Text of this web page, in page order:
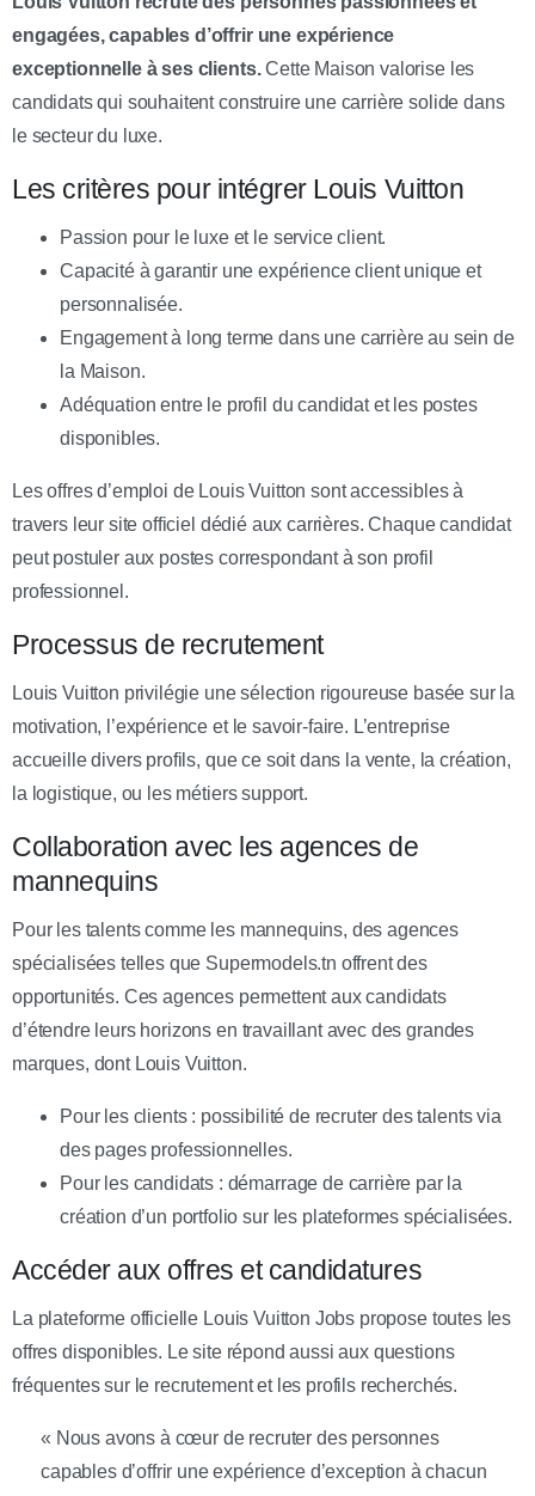
engagées, capables d’offrir une expérience
exceptionnelle à ses clients.Cette Maison valorise les
candidats qui souhaitent construire une carrière solide dans
le secteur du luxe.
Les critères pour intégrer Louis Vuitton
Passion pour le luxe et le service client.
Capacité à garantir une expérience client unique et
personnalisée.
Engagement à long terme dans une carrière au sein de
la Maison.
Adéquation entre le profil du candidat et les postes
disponibles.
Les offres d’emploi de Louis Vuitton sont accessibles à
travers leur site officiel dédié aux carrières. Chaque candidat
peut postuler aux postes correspondant à son profil
professionnel.
Processus de recrutement
Louis Vuitton privilégie une sélection rigoureuse basée sur la
motivation, l’expérience et le savoir-faire. L’entreprise
accueille divers profils, que ce soit dans la vente, la création,
la logistique, ou les métiers support.
Collaboration avec les agences de
mannequins
Pour les talents comme les mannequins, des agences
spécialisées telles que Supermodels.tn offrent des
opportunités. Ces agences permettent aux candidats
d’étendre leurs horizons en travaillant avec des grandes
marques, dont Louis Vuitton.
Pour les clients : possibilité de recruter des talents via
des pages professionnelles.
Pour les candidats : démarrage de carrière par la
création d’un portfolio sur les plateformes spécialisées.
Accéder aux offres et candidatures
La plateforme officielle Louis Vuitton Jobs propose toutes les
offres disponibles. Le site répond aussi aux questions
fréquentes sur le recrutement et les profils recherchés.
« Nous avons à cœur de recruter des personnes
capables d’offrir une expérience d’exception à chacun